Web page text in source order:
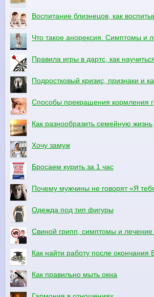
Воспитание близнецов, как
Что такое анорексия. Симптомы и
Правила игры в дартс, как
Подростковый кризис, признаки и
Способы прекращения кормления
Как разнообразить семейную жизнь
Хочу замуж
Бросаем курить за 1 час
Почему мужчины не говорят «Я
Одежда под тип фигуры
Свиной грипп, симптомы и лечение
Как найти работу после окончания
Как правильно мыть окна